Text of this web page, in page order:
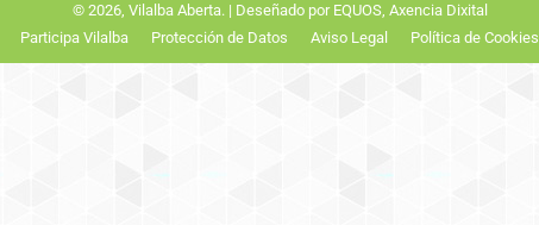
© 2026, Vilalba Aberta. | Deseñado por EQUOS, Axencia Dixital
Participa Vilalba
Protección de Datos Aviso Legal Política de Cookies